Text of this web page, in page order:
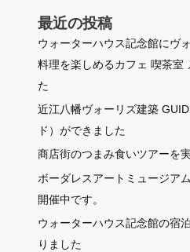
最近の投稿
ウォーターハウス記念館にヴ
料理を楽しめるカフェ 喫茶室
た
近江八幡ヴォーリズ建築
ド）ができました
商店街のつまみ食いツアーを
ボーダレスアートミュージア
開催中です。
ウォーターハウス記念館の宿
りました